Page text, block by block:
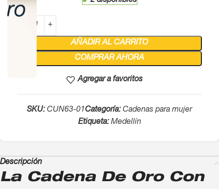
AÑADIR AL CARRITO
COMPRAR AHORA
Agregar a favoritos
SKU:CUN63-01Categoría: Cadenas para mujer
Etiqueta: Medellín
Descripción
La Cadena De Oro Con